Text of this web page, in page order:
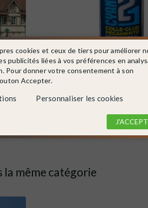
COLLE21 Ref. colle21
Colle 21 cyanoacrylate 21g
figurine-COLLE21
En stock !
DÉTAIL
la même catégorie
cookies et ceux de tiers pour améliorer
publicités liées à vos préférences en
Pour donner votre consentement à son
Accepter.
Personnaliser les cookies